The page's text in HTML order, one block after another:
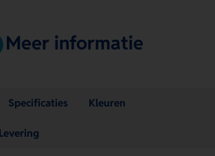
Meer informatie
Specificaties Kleuren
Levering